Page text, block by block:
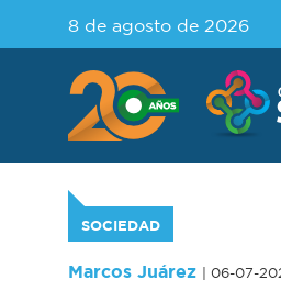
8 de agosto de 2026
SOCIEDAD
Marcos Juárez | 06-07-